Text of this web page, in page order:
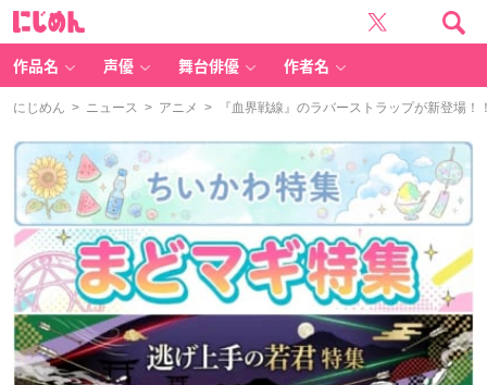
作品名 声優 舞台俳優 作者名
にじめん > ニュース > アニメ > 『血界戦線』のラバーストラップが新登場！